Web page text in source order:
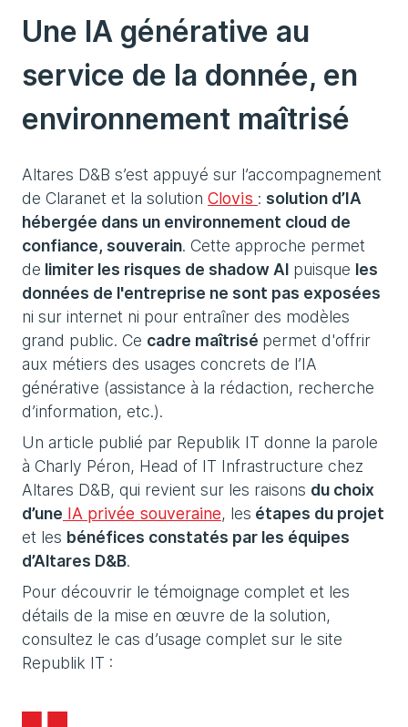
Une IA générative au
service de la donnée, en
environnement maîtrisé
Altares D&B s’est appuyé sur l’accompagnement
de Claranet et la solution Clovis : solution d’IA
hébergée dans un environnement cloud de
confiance, souverain. Cette approche permet
de limiter les risques de shadow AI puisque les
données de l'entreprise ne sont pas exposées
ni sur internet ni pour entraîner des modèles
grand public. Ce cadre maîtrisé permet d'offrir
aux métiers des usages concrets de l’IA
générative (assistance à la rédaction, recherche
d’information, etc.).
Un article publié par Republik IT donne la parole
à Charly Péron, Head of IT Infrastructure chez
Altares D&B, qui revient sur les raisons du choix
d’une IA privée souveraine, les étapes du projet
et les bénéfices constatés par les équipes
d’Altares D&B.
Pour découvrir le témoignage complet et les
détails de la mise en œuvre de la solution,
consultez le cas d’usage complet sur le site
Republik IT :